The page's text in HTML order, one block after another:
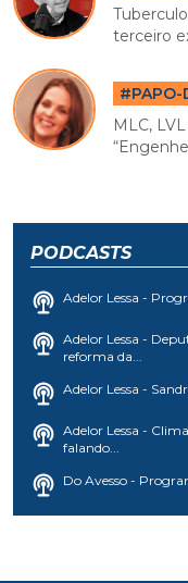
terceiro
#PAPO-
MLC,
PODCASTS
Adelor Lessa -
Adelor Lessa -
reforma da...
Adelor Lessa -
Adelor Lessa -
falando...
Do Avesso -